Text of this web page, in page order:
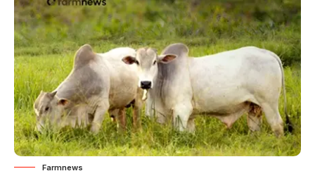
Farmnews